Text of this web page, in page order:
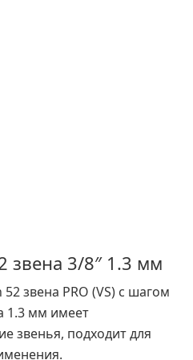
звена 3/8″ 1.3 мм
звенa PRO (VS) с шагом
1.3 мм имеет
звенья, подходит для